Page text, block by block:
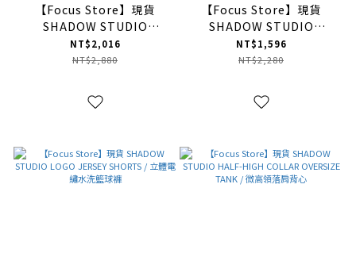
【Focus Store】現貨
SHADOW STUDIO
SPLICED FLARE TRACK
PANTS / 線條拼接喇叭運動
NT$2,016
NT$2,880
【Focus Store】現貨
SHADOW STUDIO
BLOODY OVERSIZE
HOODIE / 血腥忍者袖連帽
NT$1,596
NT$2,280